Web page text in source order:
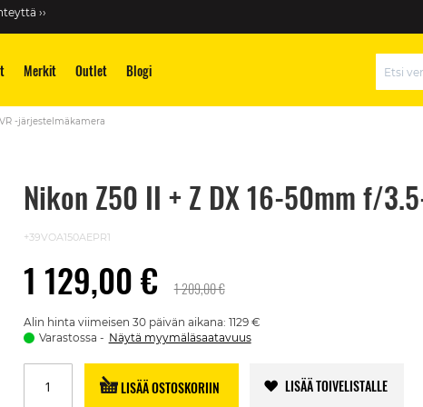
››
Merkit Outlet Blogi
-järjestelmäkamera
Nikon Z50 II + Z DX 16-50mm f/
+39VOA150AEPR1
1 129,00 € 1 209,00 €
Alin hinta viimeisen 30 päivän aikana: 1129 €
Varastossa
Näytä myymäläsaatavuus
LISÄÄ OSTOSKORIIN LISÄÄ TOIVELISTALLE